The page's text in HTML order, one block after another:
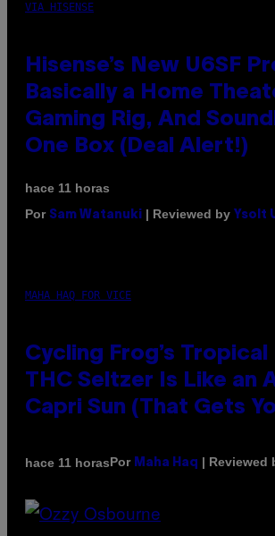
VIA HISENSE
Hisense’s New U6SF
Basically a Home
Gaming Rig, And
One Box (Deal Alert!)
hace 11 horas
Por Sam Watanuki | Reviewed by Ysolt
MAHA HAQ FOR VICE
Cycling Frog’s Tropical
THC Seltzer Is Like an
Capri Sun (That Gets
hace 11 horasPor Maha Haq | Reviewed